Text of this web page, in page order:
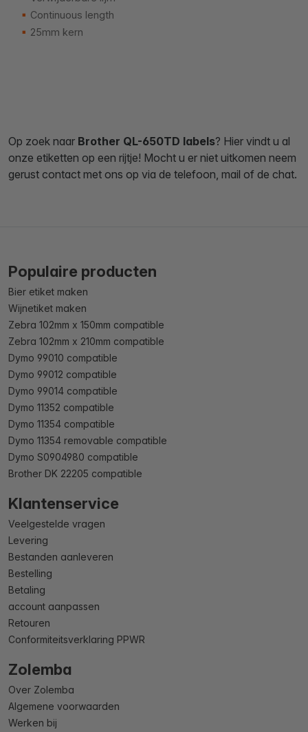
Continuous length
25mm kern
Op zoek naar Brother QL-650TD labels? Hier vindt u al
onze etiketten op een rijtje! Mocht u er niet uitkomen neem
gerust contact met ons op via de telefoon, mail of de chat.
Populaire producten
Bier etiket maken
Wijnetiket maken
Zebra 102mm x 150mm compatible
Zebra 102mm x 210mm compatible
Dymo 99010 compatible
Dymo 99012 compatible
Dymo 99014 compatible
Dymo 11352 compatible
Dymo 11354 compatible
Dymo 11354 removable compatible
Dymo S0904980 compatible
Brother DK 22205 compatible
Klantenservice
Veelgestelde vragen
Levering
Bestanden aanleveren
Bestelling
Betaling
account aanpassen
Retouren
Conformiteitsverklaring PPWR
Zolemba
Over Zolemba
Algemene voorwaarden
Werken bij